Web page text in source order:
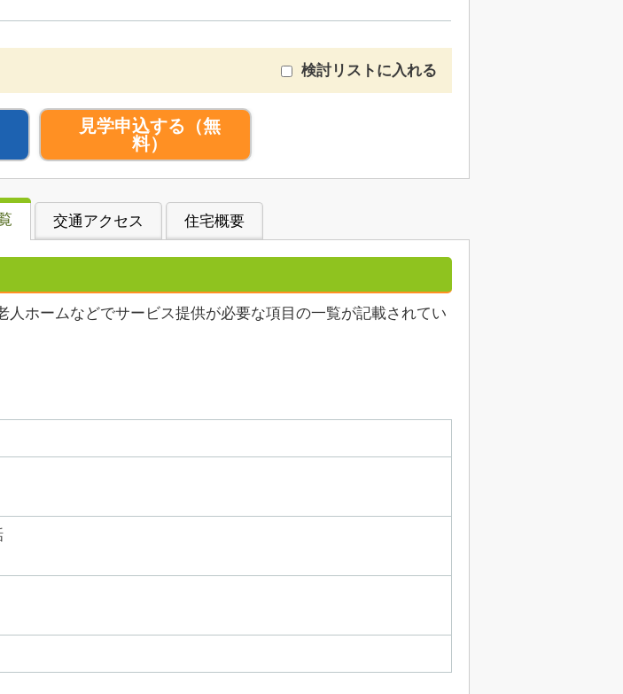
検討リストに入れる
見学申込する （無
料）
交通アクセス 住宅概要
ホームなどでサービス提供が必要な項目の一覧が記載されてい